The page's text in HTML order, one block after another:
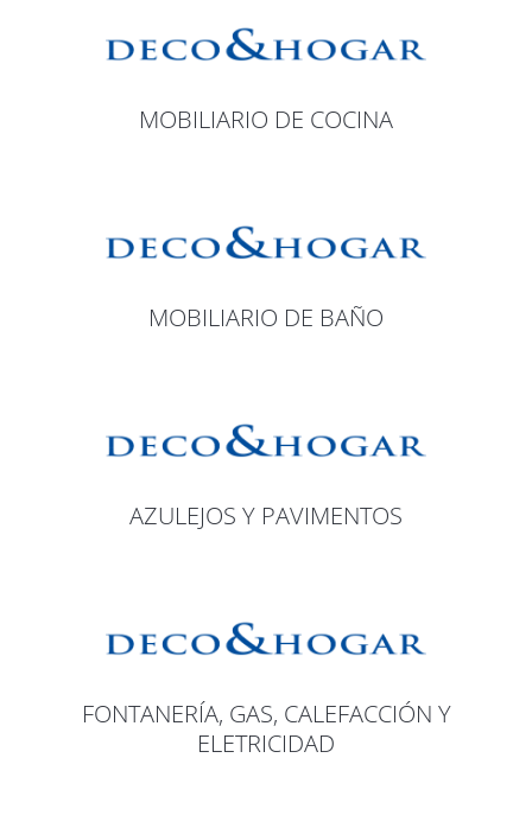
MOBILIARIO DE COCINA
MOBILIARIO DE BAÑO
AZULEJOS Y PAVIMENTOS
FONTANERÍA, GAS, CALEFACCIÓN Y
ELETRICIDAD